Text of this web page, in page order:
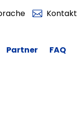
Kontakt
Partner FAQ